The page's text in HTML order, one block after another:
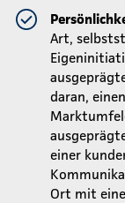
Art,
daran,
einer
Ort mit